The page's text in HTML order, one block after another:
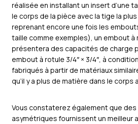
réalisée en installant un insert d’une
le corps de la pièce avec la tige la
reprenant encore une fois les
taille comme exemples), un embout à
présentera des capacités de charge
embout à rotule 3/4″ × 3/4″, à
fabriqués à partir de matériaux
qu’il y a plus de matière dans le corps
Vous constaterez également que
asymétriques fournissent un meilleur